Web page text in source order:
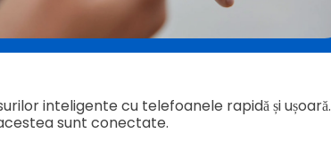
inteligente cu telefoanele rapidă și ușoară.
sunt conectate.